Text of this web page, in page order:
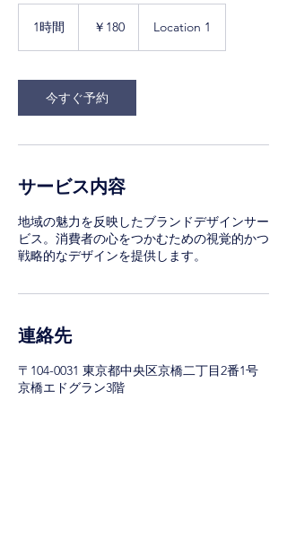
1時間 ￥180 Location 1
今すぐ予約
サービス内容
地域の魅力を反映したブランドデザインサー
ビス。消費者の心をつかむための視覚的かつ
戦略的なデザインを提供します。
連絡先
〒104-0031 東京都中央区京橋二丁目2番1号
京橋エドグラン3階